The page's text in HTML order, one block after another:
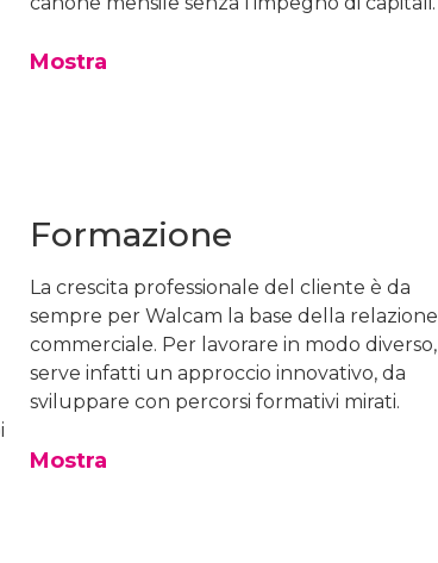
Mostra
Formazione
La crescita professionale del cliente è da
sempre per Walcam la base della relazione
commerciale. Per lavorare in modo diverso,
serve infatti un approccio innovativo, da
sviluppare con percorsi formativi mirati.
Mostra